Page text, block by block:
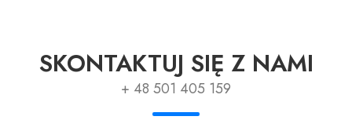
SKONTAKTUJ SIĘ Z NAMI
+ 48 501 405 159